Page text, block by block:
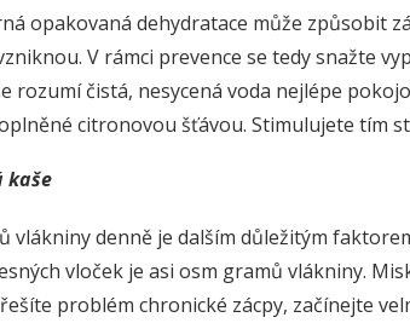
opakovaná dehydratace může způsobit
V rámci prevence se tedy snažte
rozumí čistá, nesycená voda nejlépe
citronovou šťávou. Stimulujete tím
kaše
vlákniny denně je dalším důležitým
vloček je asi osm gramů vlákniny.
problém chronické zácpy, začínejte